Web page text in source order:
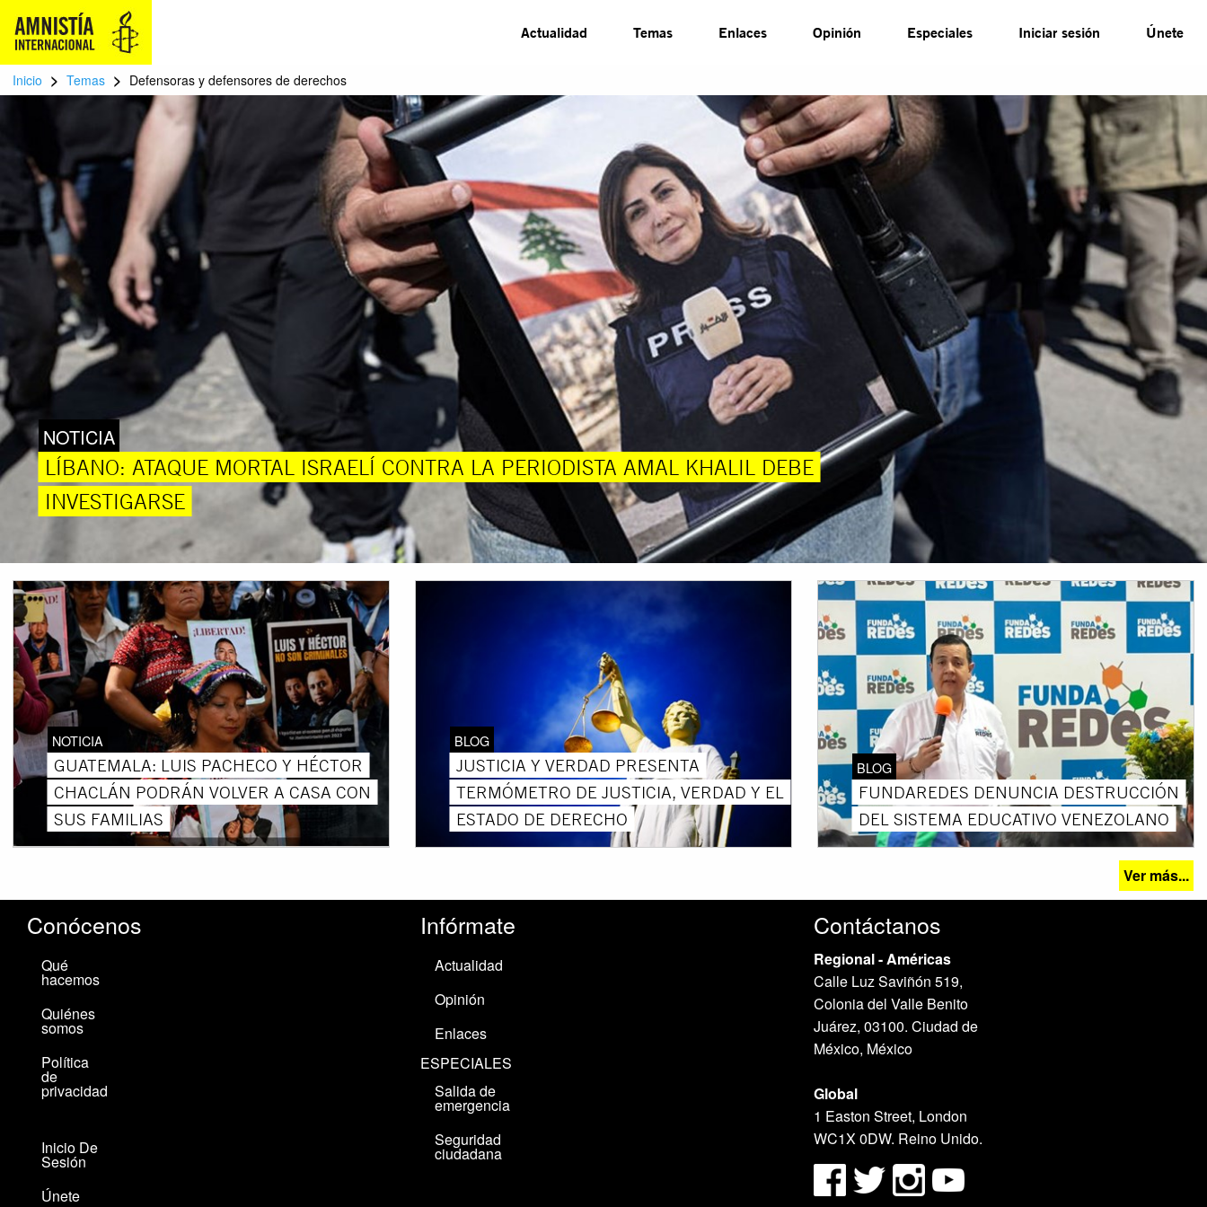
Actualidad Temas Enlaces Opinión Especiales Iniciar sesión Únete
Inicio > Temas > Defensoras y defensores de derechos
NOTICIA
LÍBANO: ATAQUE MORTAL ISRAELÍ CONTRA LA PERIODISTA AMAL KHALIL DEBE
INVESTIGARSE
NOTICIA
GUATEMALA: LUIS PACHECO Y HÉCTOR
CHACLÁN PODRÁN VOLVER A CASA CON
SUS FAMILIAS
BLOG
JUSTICIA Y VERDAD PRESENTA
TERMÓMETRO DE JUSTICIA, VERDAD Y EL
ESTADO DE DERECHO
BLOG
FUNDAREDES DENUNCIA DESTRUCCIÓN
DEL SISTEMA EDUCATIVO VENEZOLANO
Ver más...
Conócenos
Qué
hacemos
Quiénes
somos
Política
de
privacidad
Inicio De
Sesión
Únete
Infórmate
Actualidad
Opinión
Enlaces
ESPECIALES
Salida de
emergencia
Seguridad
ciudadana
Contáctanos
Regional - Américas
Calle Luz Saviñón 519,
Colonia del Valle Benito
Juárez, 03100. Ciudad de
México, México
Global
1 Easton Street, London
WC1X 0DW. Reino Unido.